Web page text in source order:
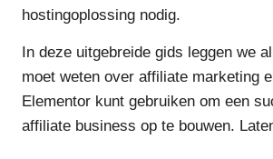
hostingoplossing nodig.
In deze uitgebreide gids leggen we
moet weten over affiliate marketing
Elementor kunt gebruiken om een
affiliate business op te bouwen.